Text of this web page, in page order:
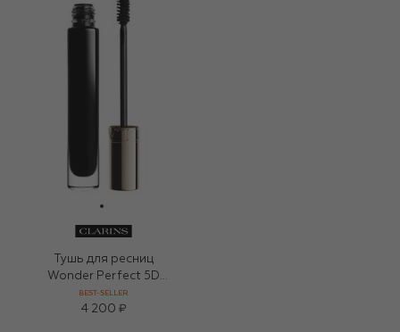
Тушь для ресниц
Wonder Perfect 5D
Mascara, оттенок 01
(8ml)
BEST-SELLER
4 200 ₽